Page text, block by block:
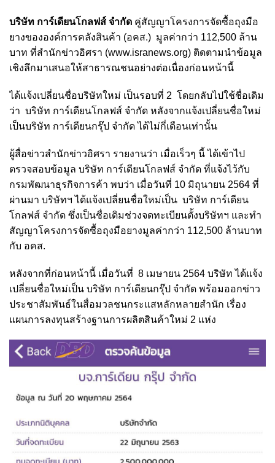
บริษัท การ์เดียนโกลฟส์ จำกัด คู่สัญญาโครงการจัดซื้อถุงมือ
ยางขององค์การคลังสินค้า (อคส.) มูลค่ากว่า 112,500 ล้าน
บาท ที่สำนักข่าวอิศรา (www.isranews.org) ติดตามนำข้อมูล
เชิงลึกมาเสนอให้สาธารณชนอย่างต่อเนื่องก่อนหน้านี้
ได้แจ้งเปลี่ยนชื่อบริษัทใหม่ เป็นรอบที่ 2 โดยกลับไปใช้ชื่อเดิม
ว่า บริษัท การ์เดียนโกลฟส์ จำกัด หลังจากแจ้งเปลี่ยนชื่อใหม่
เป็นบริษัท การ์เดียนกรุ๊ป จำกัด ได้ไม่กี่เดือนเท่านั้น
ผู้สื่อข่าวสำนักข่าวอิศรา รายงานว่า เมื่อเร็วๆ นี้ ได้เข้าไป
ตรวจสอบข้อมูล บริษัท การ์เดียนโกลฟส์ จำกัด ที่แจ้งไว้กับ
กรมพัฒนาธุรกิจการค้า พบว่า เมื่อวันที่ 10 มิถุนายน 2564 ที่
ผ่านมา บริษัทฯ ได้แจ้งเปลี่ยนชื่อใหม่เป็น บริษัท การ์เดียน
โกลฟส์ จำกัด ซึ่งเป็นชื่อเดิมช่วงจดทะเบียนตั้งบริษัทฯ และทำ
สัญญาโครงการจัดซื้อถุงมือยางมูลค่ากว่า 112,500 ล้านบาท
กับ อคส.
หลังจากที่ก่อนหน้านี้ เมื่อวันที่ 8 เมษายน 2564 บริษัท ได้แจ้ง
เปลี่ยนชื่อใหม่เป็น บริษัท การ์เดียนกรุ๊ป จำกัด พร้อมออกข่าว
ประชาสัมพันธ์ในสื่อมวลชนกระแสหลักหลายสำนัก เรื่อง
แผนการลงทุนสร้างฐานการผลิตสินค้าใหม่ 2 แห่ง